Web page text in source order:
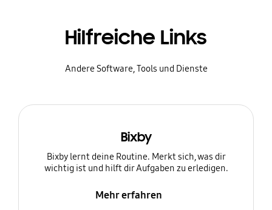
Hilfreiche Links
Andere Software, Tools und Dienste
Bixby
Bixby lernt deine Routine. Merkt sich, was dir
wichtig ist und hilft dir Aufgaben zu erledigen.
Mehr erfahren